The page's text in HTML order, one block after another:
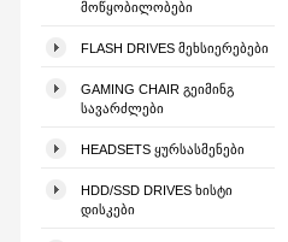
ᲛᲝᲬᲧᲝᲑᲘᲚᲝᲑᲔᲑᲘ
FLASH DRIVES ᲛᲔᲮᲡᲘᲔᲠᲔᲑᲔᲑᲘ
GAMING CHAIR ᲒᲔᲘᲛᲘᲜᲒ
ᲡᲐᲕᲐᲠᲫᲚᲔᲑᲘ
HEADSETS ᲧᲣᲠᲡᲐᲡᲛᲔᲜᲔᲑᲘ
HDD/SSD DRIVES ᲮᲘᲡᲢᲘ
ᲓᲘᲡᲙᲔᲑᲘ